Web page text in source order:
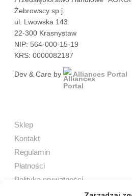
Żebrowscy sp.j.
ul. Lwowska 143
22-300 Krasnystaw
NIP: 564-000-15-19
KRS: 0000082187
Dev & Care by Alliances Portal
Sklep
Kontakt
Regulamin
Płatności
Polityka prywatności